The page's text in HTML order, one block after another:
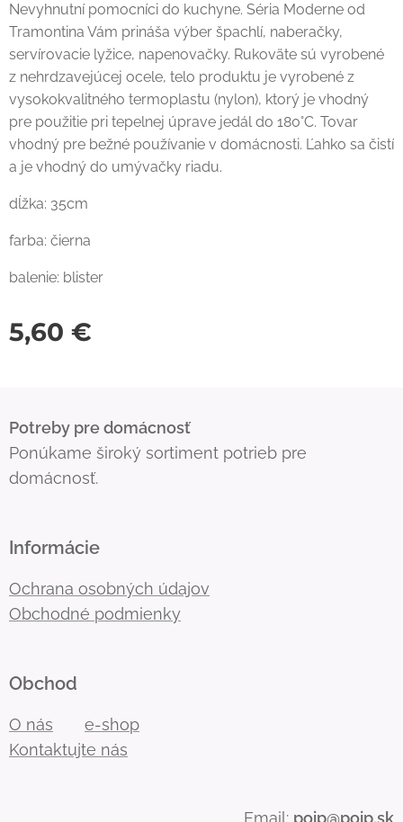
Nevyhnutní pomocníci do kuchyne. Séria Moderne od
Tramontina Vám prináša výber špachlí, naberačky,
servírovacie lyžice, napenovačky. Rukoväte sú vyrobené
z nehrdzavejúcej ocele, telo produktu je vyrobené z
vysokokvalitného termoplastu (nylon), ktorý je vhodný
pre použitie pri tepelnej úprave jedál do 180°C. Tovar
vhodný pre bežné používanie v domácnosti. Ľahko sa čistí
a je vhodný do umývačky riadu.
dĺžka: 35cm
farba: čierna
balenie: blister
5,60 €
Potreby pre domácnosť
Ponúkame široký sortiment potrieb pre
domácnosť.
Informácie
Ochrana osobných údajov
Obchodné podmienky
Obchod
O nás
e-shop
Kontaktujte nás
Email: poip@poip.sk